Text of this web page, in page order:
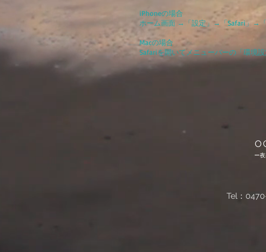
iPhoneの場合
ホーム画面 →「設定」→「Safari」→「
Macの場合
Safariを開いてメニューバーの「環境
ー
Tel：